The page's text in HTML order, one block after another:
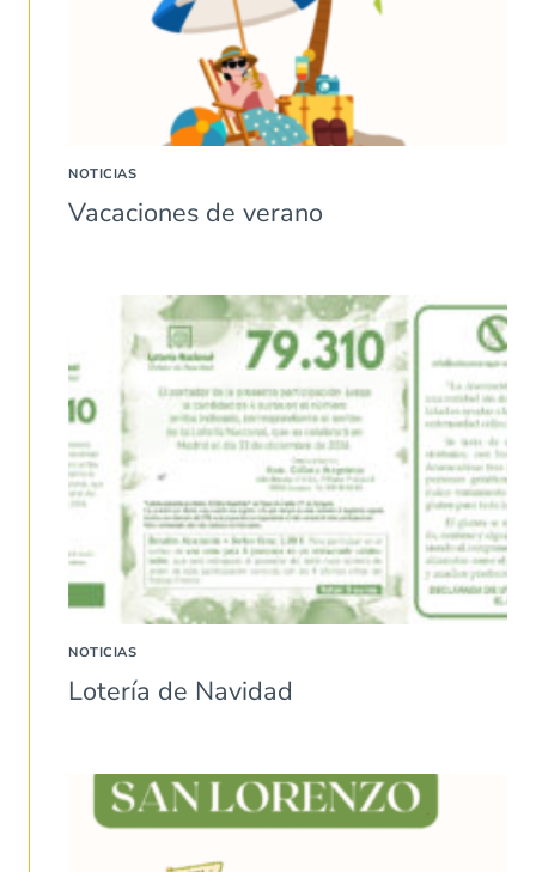
NOTICIAS
Vacaciones de verano
NOTICIAS
Lotería de Navidad